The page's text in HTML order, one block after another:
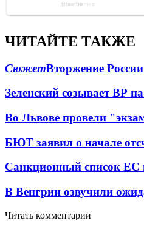
ЧИТАЙТЕ ТАКЖЕ
СюжетВторжение
Зеленский созывает ВР
Во Львове провели
БЮТ заявил о начале
Санкционный список
В Венгрии озвучили
Читать комментарии